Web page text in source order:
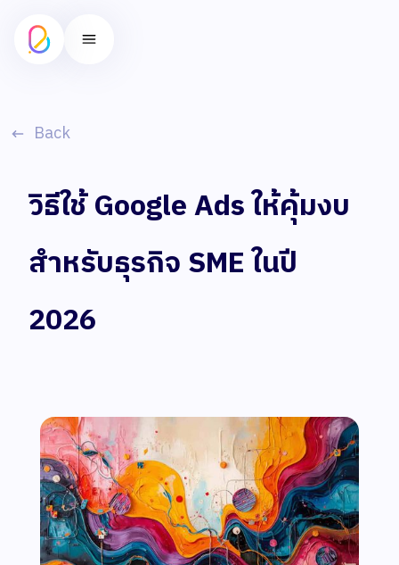
Back
วิธีใช้ Google Ads ให้คุ้มงบ
สำหรับธุรกิจ SME ในปี
2026